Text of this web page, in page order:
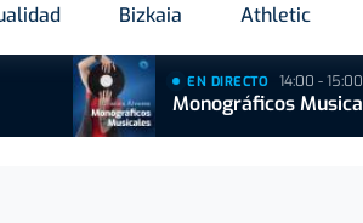
Bizkaia Athletic
EN DIRECTO 14:00 - 15:00
Monográficos